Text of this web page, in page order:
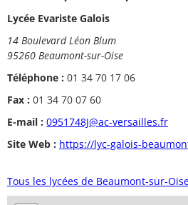
Lycée Evariste Galois
14 Boulevard Léon Blum
95260 Beaumont-sur-Oise
Téléphone : 01 34 70 17 06
Fax : 01 34 70 07 60
E-mail : 0951748J@ac-versailles.fr
Site Web : https://lyc-galois-
Tous les lycées de Beaumont-sur-